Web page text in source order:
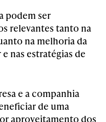
podem ser
relevantes tanto na
na melhoria da
nas estratégias de
e a companhia
de uma
aproveitamento dos